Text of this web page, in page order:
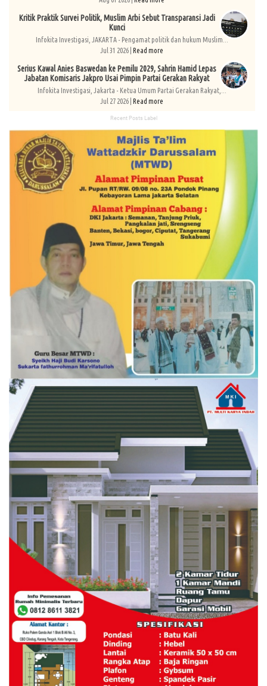
Kritik Praktik Survei Politik, Muslim Arbi Sebut Transparansi Jadi
Kunci
Infokita Investigasi, JAKARTA - Pengamat politik dan hukum Muslim...
Jul 31 2026 | Read more
Serius Kawal Anies Baswedan ke Pemilu 2029, Sahrin Hamid Lepas
Jabatan Komisaris Jakpro Usai Pimpin Partai Gerakan Rakyat
Infokita Investigasi, Jakarta - Ketua Umum Partai Gerakan Rakyat,...
Jul 27 2026 | Read more
Recent Posts Label